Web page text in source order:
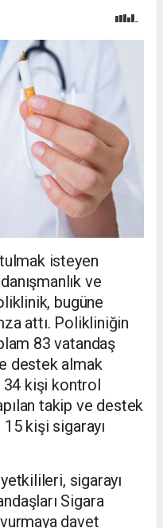
isteyen
ve
bugüne
attı. Polikliniğin
83 vatandaş
destek almak
34 kişi kontrol
takip ve destek
kişi sigarayı
sigarayı
Sigara
davet